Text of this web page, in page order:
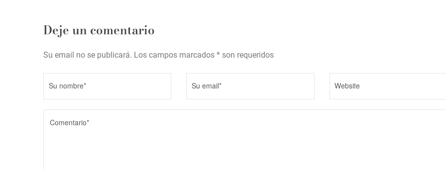
e
e
n
t
r
a
Deje un comentario
Su email no se publicará. Los campos marcados * son requeridos